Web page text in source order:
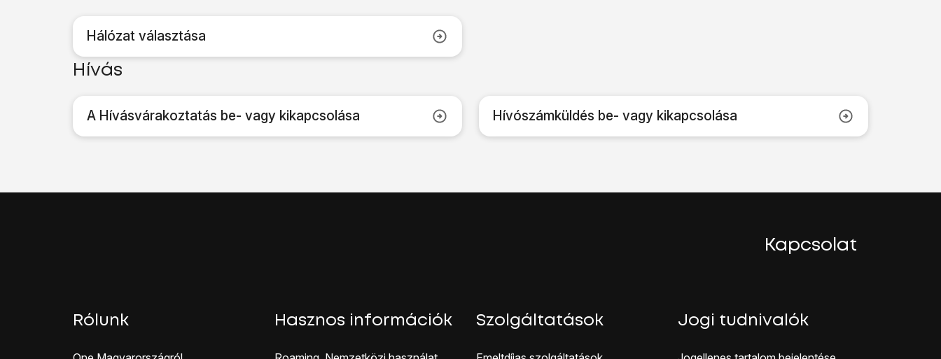
Hálózat választása
Hívás
A Hívásvárakoztatás be- vagy kikapcsolása Hívószámküldés be- vagy kikapcsolása
Kapcsolat
Rólunk Hasznos információk Szolgáltatások Jogi tudnivalók